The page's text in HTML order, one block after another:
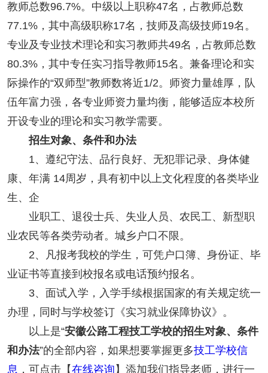
教师总数96.7%。中级以上职称47名，占教师总数
77.1%，其中高级职称17名，技师及高级技师19名。
专业及专业技术理论和实习教师共49名，占教师总数
80.3%，其中专任实习指导教师15名。兼备理论和实
际操作的“双师型”教师数将近1/2。师资力量雄厚，队
伍年富力强，各专业师资力量均衡，能够适应本校所
开设专业的理论和实习教学需要。
招生对象、条件和办法
1、遵纪守法、品行良好、无犯罪记录、身体健
康、年满 14周岁，具有初中以上文化程度的各类毕业
生、企
业职工、退役士兵、失业人员、农民工、新型职
业农民等各类劳动者。城乡户口不限。
2、凡报考我校的学生，可凭户口簿、身份证、毕
业证书等直接到校报名或电话预约报名。
3、面试入学，入学手续根据国家的有关规定统一
办理，同时与学校签订《实习就业保障协议》。
以上是“‌‌安徽公路工程技工学校的招生对象、条件
和办法”的全部内容，如果想要掌握更多技工学校信
息 ，可点击【在线咨询 】添加我们指导老师，进行一